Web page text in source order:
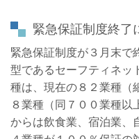
緊急保証制度終了
緊急保証制度が３月末で
型であるセーフティネッ
種は、現在の８２業種（
８業種（同７００業種以
からは飲食業、宿泊業、